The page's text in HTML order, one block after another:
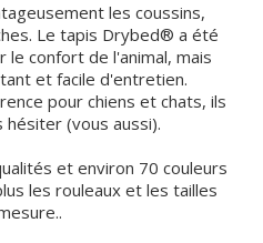
les coussins,
Le tapis Drybed® a été
le confort de l'animal, mais
et facile d'entretien.
pour chiens et chats, ils
(vous aussi).
et environ 70 couleurs
les rouleaux et les tailles